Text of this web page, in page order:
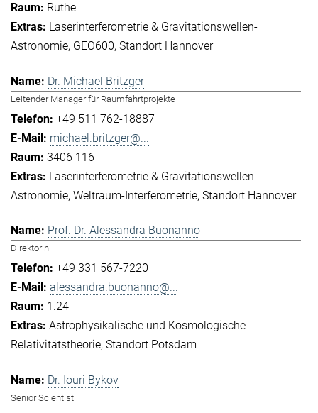
Ruthe
Laserinterferometrie & Gravitationswellen-
Astronomie GEO600 Standort Hannover
Dr. Michael Britzger
Leitender Manager für Raumfahrtprojekte
+49 511 762-18887
michael.britzger@...
3406 116
Laserinterferometrie & Gravitationswellen-
Astronomie Weltraum-Interferometrie Standort Hannover
Prof. Dr. Alessandra Buonanno
Direktorin
+49 331 567-7220
alessandra.buonanno@...
1.24
Astrophysikalische und Kosmologische
Relativitätstheorie Standort Potsdam
Dr. Iouri Bykov
Senior Scientist